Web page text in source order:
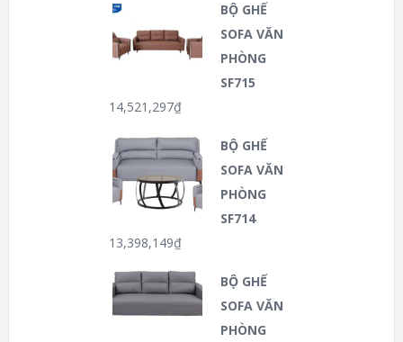
BỘ GHẾ
SOFA VĂN
PHÒNG
SF715
14,521,297₫
BỘ GHẾ
SOFA VĂN
PHÒNG
SF714
13,398,149₫
BỘ GHẾ
SOFA VĂN
PHÒNG